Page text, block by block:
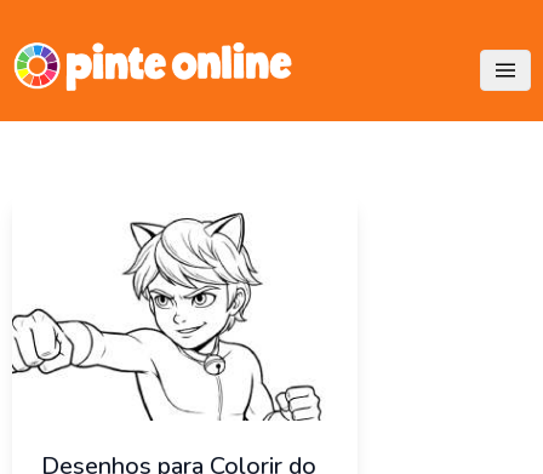
content
Desenhos para Colorir do